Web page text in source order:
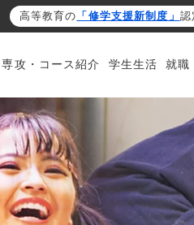
高等教育の 「修学支援新制度」 認
専攻・コース紹介 学生生活 就職